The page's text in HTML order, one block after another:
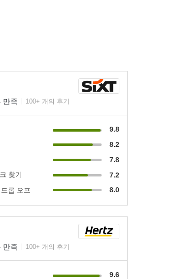
만족 100+ 개의 후기
9.8
8.2
7.8
찾기
7.2
롭 오프
8.0
만족 100+ 개의 후기
9.6